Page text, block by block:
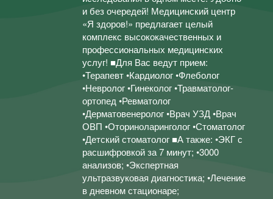
и без очередей! Медицинский центр
«Я здоров!» предлагает целый
комплекс высококачественных и
профессиональных медицинских
услуг! ■Для Вас ведут прием:
•Терапевт •Кардиолог •Флеболог
•Невролог •Гинеколог •Травматолог-
ортопед •Ревматолог
•Дерматовенеролог •Врач УЗД •Врач
ОВП •Оториноларинголог •Стоматолог
•Детский стоматолог ■А также: •ЭКГ с
расшифровкой за 7 минут; •3000
анализов; •Экспертная
ультразвуковая диагностика; •Лечение
в дневном стационаре;